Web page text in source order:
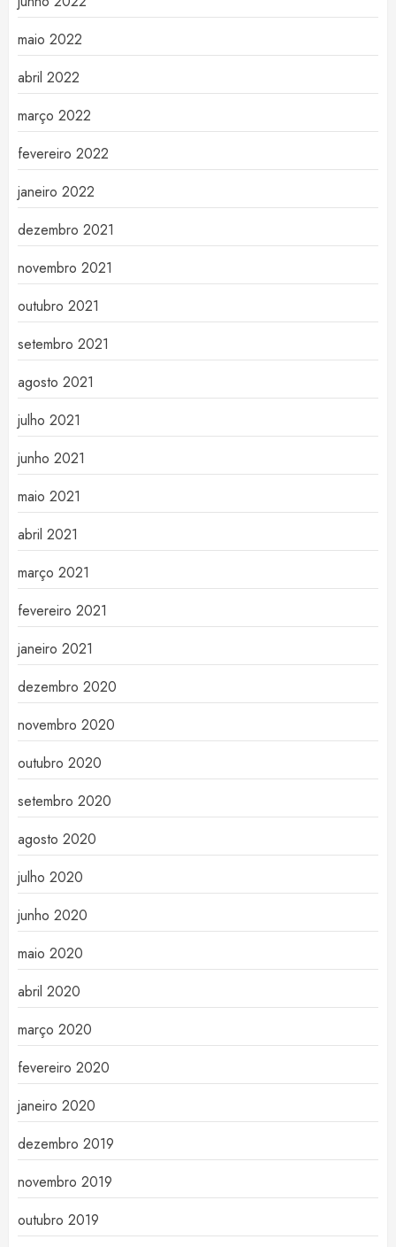
maio 2022
abril 2022
março 2022
fevereiro 2022
janeiro 2022
dezembro 2021
novembro 2021
outubro 2021
setembro 2021
agosto 2021
julho 2021
junho 2021
maio 2021
abril 2021
março 2021
fevereiro 2021
janeiro 2021
dezembro 2020
novembro 2020
outubro 2020
setembro 2020
agosto 2020
julho 2020
junho 2020
maio 2020
abril 2020
março 2020
fevereiro 2020
janeiro 2020
dezembro 2019
novembro 2019
outubro 2019